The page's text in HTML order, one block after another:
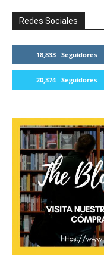
Redes Sociales
18,833 Seguidores
20,374 Seguidores